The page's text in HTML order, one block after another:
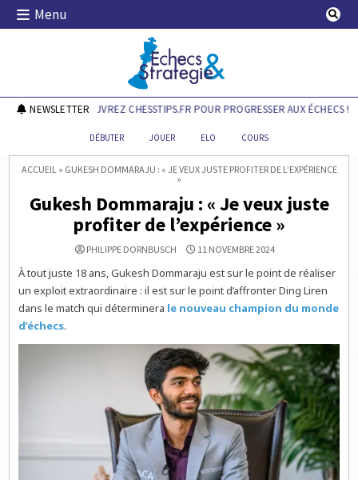
Skip
Menu
Echecs & Stratégie
NEWSLETTER
DÉCOUVREZ CHESSTIPS.FR POUR PROGRESSER AUX ÉCHECS !
DÉBUTER JOUER ELO COURS
ACCUEIL» GUKESH DOMMARAJU : « JE VEUX JUSTE PROFITER DE L’EXPÉRIENCE
»
Gukesh Dommaraju : « Je veux juste
profiter de l’expérience »
PHILIPPE DORNBUSCH 11 NOVEMBRE 2024
À tout juste 18 ans, Gukesh Dommaraju est sur le point de réaliser
un exploit extraordinaire : il est sur le point d’affronter Ding Liren
dans le match qui déterminera le nouveau champion du monde
d’échecs.